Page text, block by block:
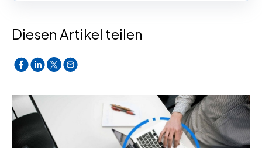
Diesen Artikel teilen